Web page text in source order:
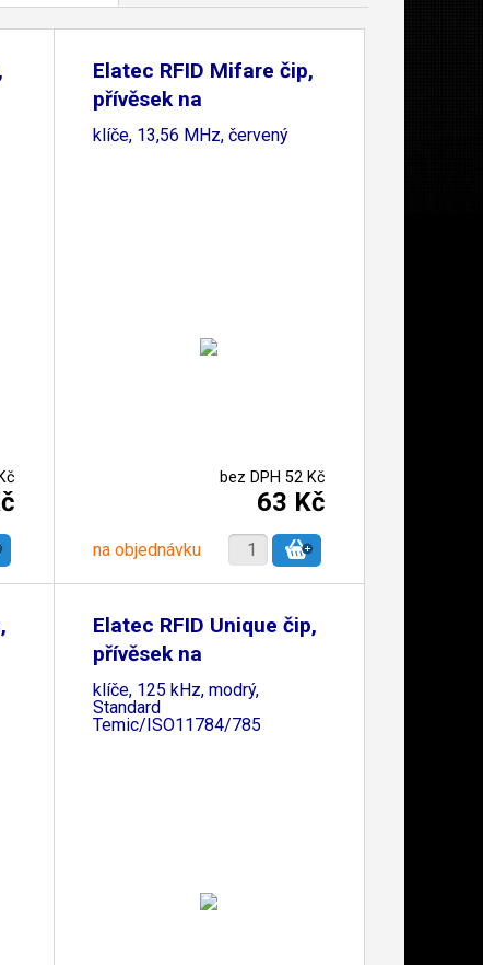
Elatec RFID Mifare čip,
přívěsek na
klíče, 13,56 MHz, červený
bez DPH 52 Kč
63 Kč
na objednávku
Elatec RFID Unique čip,
přívěsek na
klíče, 125 kHz, modrý,
Standard
Temic/ISO11784/785